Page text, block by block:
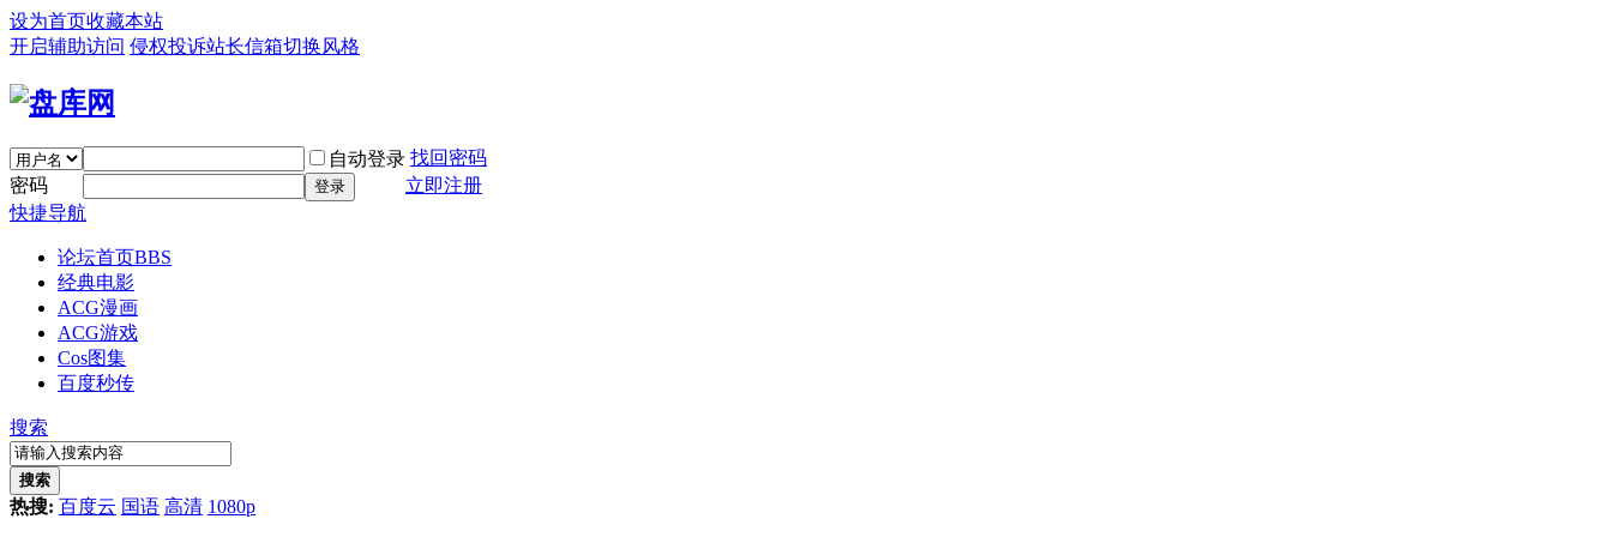
设为首页收藏本站
开启辅助访问 侵权投诉站长信箱切换风格
自动登录 找回密码
密码
登录
立即注册
快捷导航
论坛首页BBS
经典电影
ACG漫画
ACG游戏
Cos图集
百度秒传
搜索
搜索
热搜: 百度云 国语 高清 1080p